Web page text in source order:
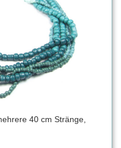
40 cm Stränge,